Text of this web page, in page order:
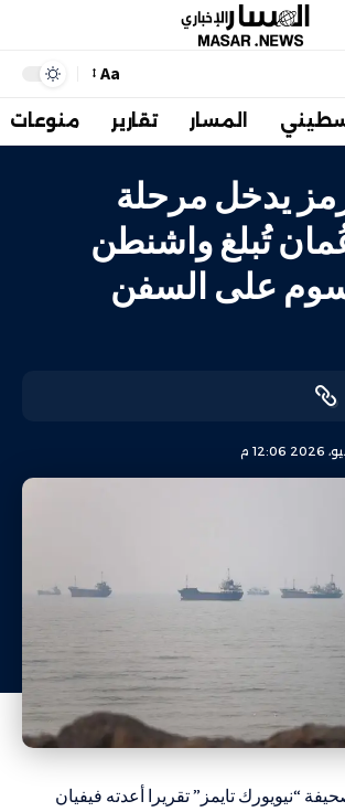
Aa
المسار تقارير منوعات
يدخل مرحلة
تُبلغ واشنطن
على السفن
“نيويورك تايمز” تقريرا أعدته فيفيان